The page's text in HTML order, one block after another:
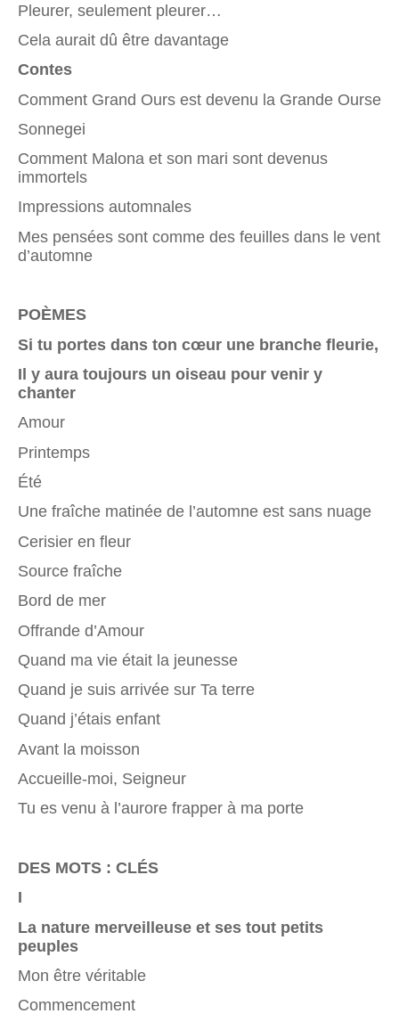
Pleurer, seulement pleurer…
Cela aurait dû être davantage
Contes
Comment Grand Ours est devenu la Grande Ourse
Sonnegei
Comment Malona et son mari sont devenus
immortels
Impressions automnales
Mes pensées sont comme des feuilles dans le vent
d’automne
POÈMES
Si tu portes dans ton cœur une branche fleurie,
Il y aura toujours un oiseau pour venir y
chanter
Amour
Printemps
Été
Une fraîche matinée de l’automne est sans nuage
Cerisier en fleur
Source fraîche
Bord de mer
Offrande d’Amour
Quand ma vie était la jeunesse
Quand je suis arrivée sur Ta terre
Quand j’étais enfant
Avant la moisson
Accueille-moi, Seigneur
Tu es venu à l’aurore frapper à ma porte
DES MOTS : CLÉS
I
La nature merveilleuse et ses tout petits
peuples
Mon être véritable
Commencement